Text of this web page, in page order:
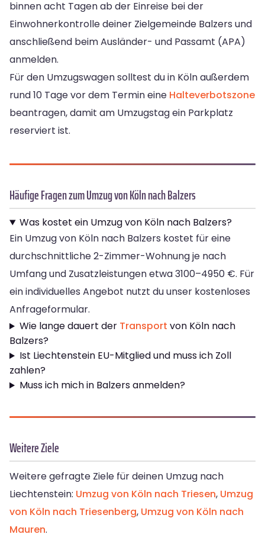
binnen acht Tagen ab der Einreise bei der
Einwohnerkontrolle deiner Zielgemeinde Balzers und
anschließend beim Ausländer- und Passamt (APA)
anmelden.
Für den Umzugswagen solltest du in Köln außerdem
rund 10 Tage vor dem Termin eine Halteverbotszone
beantragen, damit am Umzugstag ein Parkplatz
reserviert ist.
Häufige Fragen zum Umzug von Köln nach Balzers
Was kostet ein Umzug von Köln nach Balzers?
Ein Umzug von Köln nach Balzers kostet für eine
durchschnittliche 2-Zimmer-Wohnung je nach
Umfang und Zusatzleistungen etwa 3100–4950 €. Für
ein individuelles Angebot nutzt du unser kostenloses
Anfrageformular.
Wie lange dauert der Transport von Köln nach
Balzers?
Ist Liechtenstein EU-Mitglied und muss ich Zoll
zahlen?
Muss ich mich in Balzers anmelden?
Weitere Ziele
Weitere gefragte Ziele für deinen Umzug nach
Liechtenstein: Umzug von Köln nach Triesen, Umzug
von Köln nach Triesenberg, Umzug von Köln nach
Mauren.